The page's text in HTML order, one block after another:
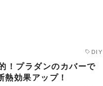
DIY
！プラダンのカバーで
効果アップ！